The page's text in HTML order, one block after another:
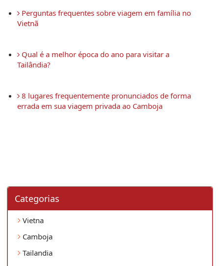
Perguntas frequentes sobre viagem em família no
Vietnã
Qual é a melhor época do ano para visitar a
Tailândia?
8 lugares frequentemente pronunciados de forma
errada em sua viagem privada ao Camboja
Categorias
Vietna
Camboja
Tailandia